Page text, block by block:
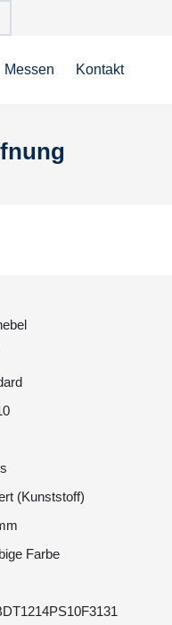
Messen Kontakt
(Kunststoff)
Farbe